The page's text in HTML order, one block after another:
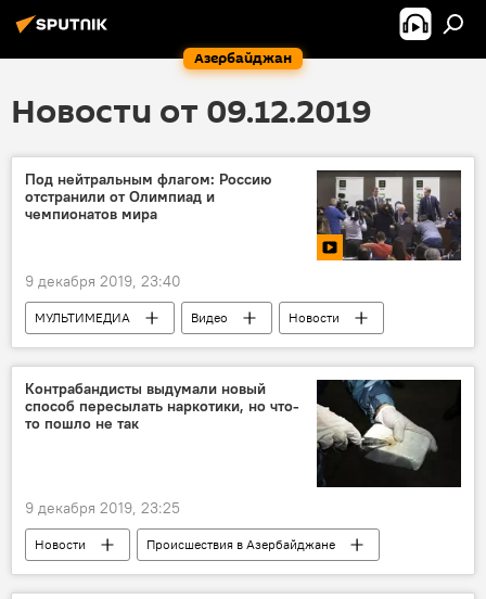
Азербайджан
Новости от 09.12.2019
Под нейтральным флагом: Россию
отстранили от Олимпиад и
чемпионатов мира
9 декабря 2019, 23:40
МУЛЬТИМЕДИА Видео
Новости
Спорт
ЖИЗНЬ Россия
Контрабандисты выдумали новый
способ пересылать наркотики, но что-
то пошло не так
9 декабря 2019, 23:25
Новости
Происшествия в Азербайджане
Азербайджан
Происшествия